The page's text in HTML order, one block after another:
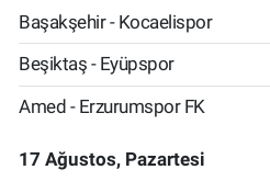
Başakşehir - Kocaelispor
Beşiktaş - Eyüpspor
Amed - Erzurumspor FK
17 Ağustos, Pazartesi